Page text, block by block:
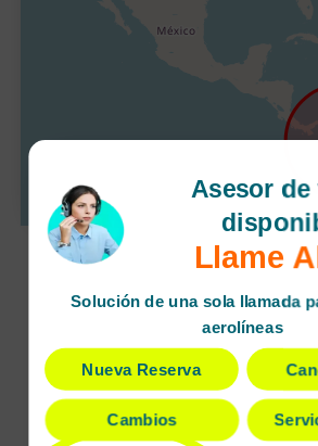
Asesor de
Llame
Solución de una sola llamada
aerolíneas
Nueva Reserva
Cambios